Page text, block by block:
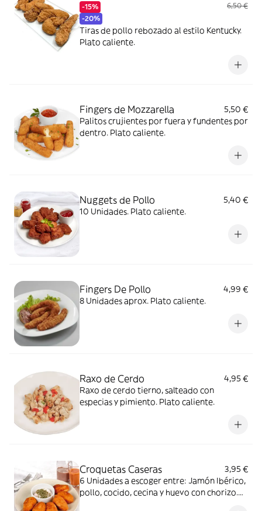
-15%
-20%
6,50 €
Tiras de pollo rebozado al estilo Kentucky.
Plato caliente.
Fingers de Mozzarella
5,50 €
Palitos crujientes por fuera y fundentes por
dentro. Plato caliente.
Nuggets de Pollo
5,40 €
10 Unidades. Plato caliente.
Fingers De Pollo
4,99 €
8 Unidades aprox. Plato caliente.
Raxo de Cerdo
4,95 €
Raxo de cerdo tierno, salteado con
especias y pimiento. Plato caliente.
Croquetas Caseras
3,95 €
6 Unidades a escoger entre: Jamón Ibérico,
pollo, cocido, cecina y huevo con chorizo.